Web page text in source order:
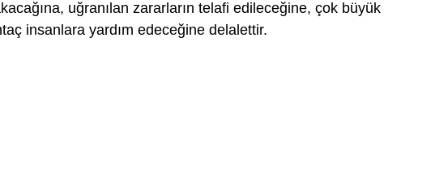
uğranılan zararların telafi edileceğine, çok büyük
insanlara yardım edeceğine delalettir.